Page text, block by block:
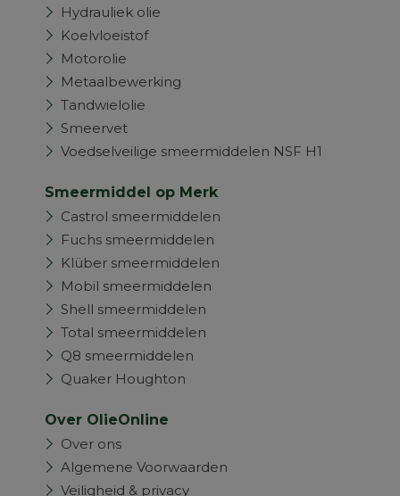
Hydrauliek olie
Koelvloeistof
Motorolie
Metaalbewerking
Tandwielolie
Smeervet
Voedselveilige smeermiddelen NSF H1
Smeermiddel op Merk
Castrol smeermiddelen
Fuchs smeermiddelen
Klüber smeermiddelen
Mobil smeermiddelen
Shell smeermiddelen
Total smeermiddelen
Q8 smeermiddelen
Quaker Houghton
Over OlieOnline
Over ons
Algemene Voorwaarden
Veiligheid & privacy